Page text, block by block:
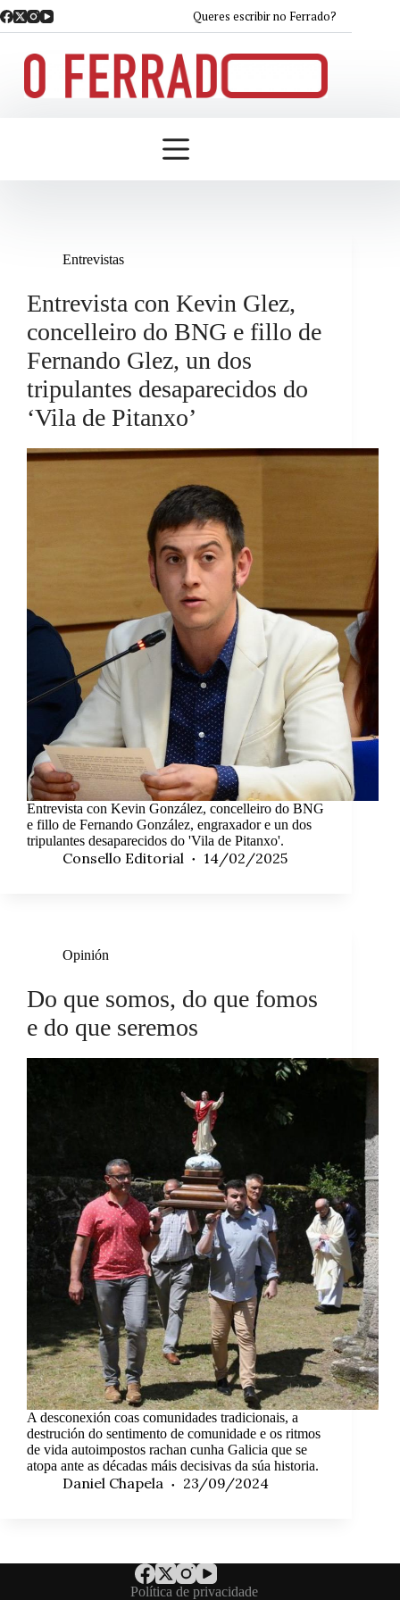
Saltar
ao
Queres escribir no Ferrado?
Entrevistas
Entrevista con Kevin Glez,
concelleiro do BNG e fillo de
Fernando Glez, un dos
tripulantes desaparecidos do
‘Vila de Pitanxo’
Entrevista con Kevin González, concelleiro do BNG
e fillo de Fernando González, engraxador e un dos
tripulantes desaparecidos do 'Vila de Pitanxo'.
Consello Editorial 14/02/2025
Opinión
Do que somos, do que fomos
e do que seremos
A desconexión coas comunidades tradicionais, a
destrución do sentimento de comunidade e os ritmos
de vida autoimpostos rachan cunha Galicia que se
atopa ante as décadas máis decisivas da súa historia.
Daniel Chapela 23/09/2024
Política de privacidade